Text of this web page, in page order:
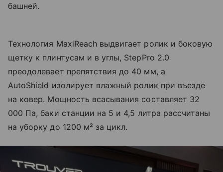
башней.
Технология MaxiReach выдвигает ролик и боковую
щетку к плинтусам и в углы, StepPro 2.0
преодолевает препятствия до 40 мм, а
AutoShield изолирует влажный ролик при въезде
на ковер. Мощность всасывания составляет 32
000 Па, баки станции на 5 и 4,5 литра рассчитаны
на уборку до 1200 м² за цикл.